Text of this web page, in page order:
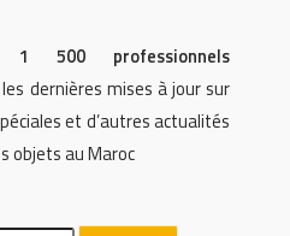
1 500 professionnels
dernières mises à jour sur
et d’autres actualités
objets au Maroc